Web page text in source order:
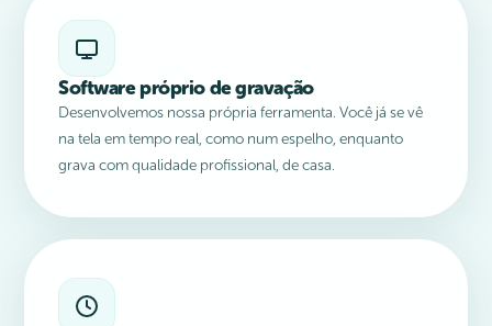
Software próprio de gravação
Desenvolvemos nossa própria ferramenta. Você já se vê
na tela em tempo real, como num espelho, enquanto
grava com qualidade profissional, de casa.